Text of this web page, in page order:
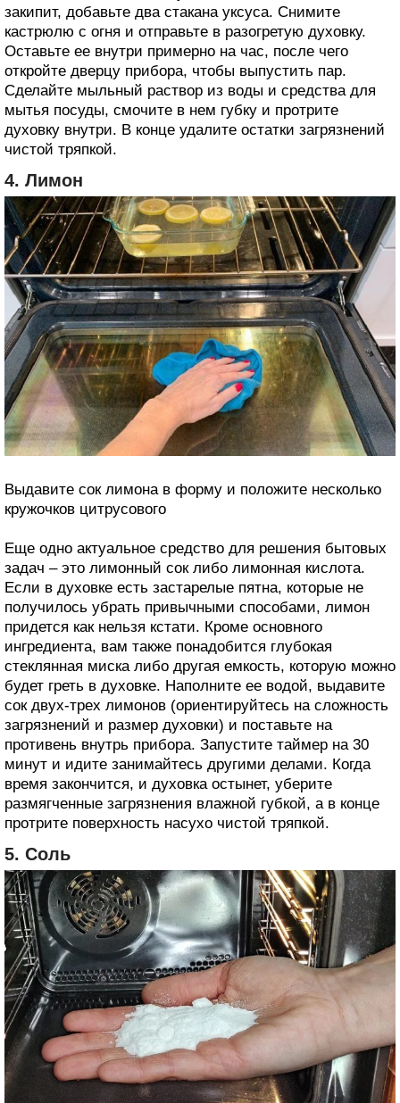
закипит, добавьте два стакана уксуса. Снимите
кастрюлю с огня и отправьте в разогретую духовку.
Оставьте ее внутри примерно на час, после чего
откройте дверцу прибора, чтобы выпустить пар.
Сделайте мыльный раствор из воды и средства для
мытья посуды, смочите в нем губку и протрите
духовку внутри. В конце удалите остатки загрязнений
чистой тряпкой.
4. Лимон
Выдавите сок лимона в форму и положите несколько
кружочков цитрусового
Еще одно актуальное средство для решения бытовых
задач – это лимонный сок либо лимонная кислота.
Если в духовке есть застарелые пятна, которые не
получилось убрать привычными способами, лимон
придется как нельзя кстати. Кроме основного
ингредиента, вам также понадобится глубокая
стеклянная миска либо другая емкость, которую можно
будет греть в духовке. Наполните ее водой, выдавите
сок двух-трех лимонов (ориентируйтесь на сложность
загрязнений и размер духовки) и поставьте на
противень внутрь прибора. Запустите таймер на 30
минут и идите занимайтесь другими делами. Когда
время закончится, и духовка остынет, уберите
размягченные загрязнения влажной губкой, а в конце
протрите поверхность насухо чистой тряпкой.
5. Соль